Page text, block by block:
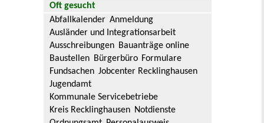
Oft gesucht
Abfallkalender Anmeldung
Ausländer und Integrationsarbeit
Ausschreibungen Bauanträge online
Baustellen Bürgerbüro Formulare
Fundsachen Jobcenter Recklinghausen
Jugendamt
Kommunale Servicebetriebe
Kreis Recklinghausen Notdienste